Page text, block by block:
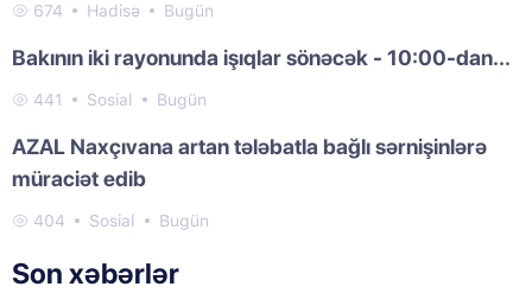
674 Hadisə Bugün
Bakının iki rayonunda işıqlar sönəcək - 10:00-dan...
441 Sosial Bugün
AZAL Naxçıvana artan tələbatla bağlı sərnişinlərə
müraciət edib
404 Sosial Bugün
Son xəbərlər